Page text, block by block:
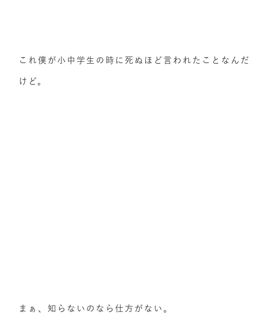
これ僕が小中学生の時に死ぬほど言われたことなんだ
けど。
まぁ、知らないのなら仕方がない。